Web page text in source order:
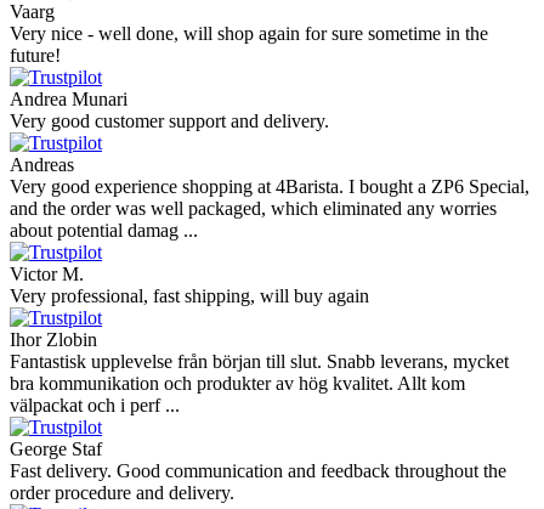
Vaarg
Very nice - well done, will shop again for sure sometime in the
future!
Andrea Munari
Very good customer support and delivery.
Andreas
Very good experience shopping at 4Barista. I bought a ZP6 Special,
and the order was well packaged, which eliminated any worries
about potential damag ...
Victor M.
Very professional, fast shipping, will buy again
Ihor Zlobin
Fantastisk upplevelse från början till slut. Snabb leverans, mycket
bra kommunikation och produkter av hög kvalitet. Allt kom
välpackat och i perf ...
George Staf
Fast delivery. Good communication and feedback throughout the
order procedure and delivery.